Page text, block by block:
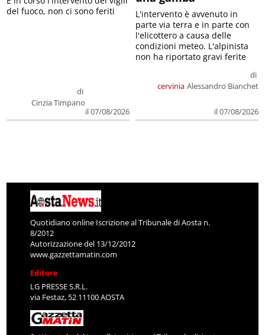
di
Cinzia Timpano
il 07/08/2026
del fuoco, non ci sono feriti
cervinia
di
Alessandro Bianchet
il 07/08/2026
L'intervento è avvenuto in
parte via terra e in parte con
l'elicottero a causa delle
condizioni meteo. L'alpinista
non ha riportato gravi ferite
Quotidiano online Iscrizione al Tribunale di Aosta n.
8/2012
Autorizzazione del 13/12/2012
www.gazzettamatin.com
Editore
LG PRESSE S.R.L.
via Festaz, 52 11100 AOSTA